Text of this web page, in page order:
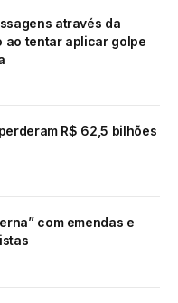
através da
ao tentar aplicar golpe
R$ 62,5 bilhões
com emendas e